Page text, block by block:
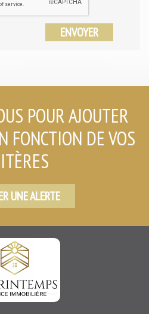
ENVOYER
POUR AJOUTER
FONCTION DE VOS
UNE ALERTE